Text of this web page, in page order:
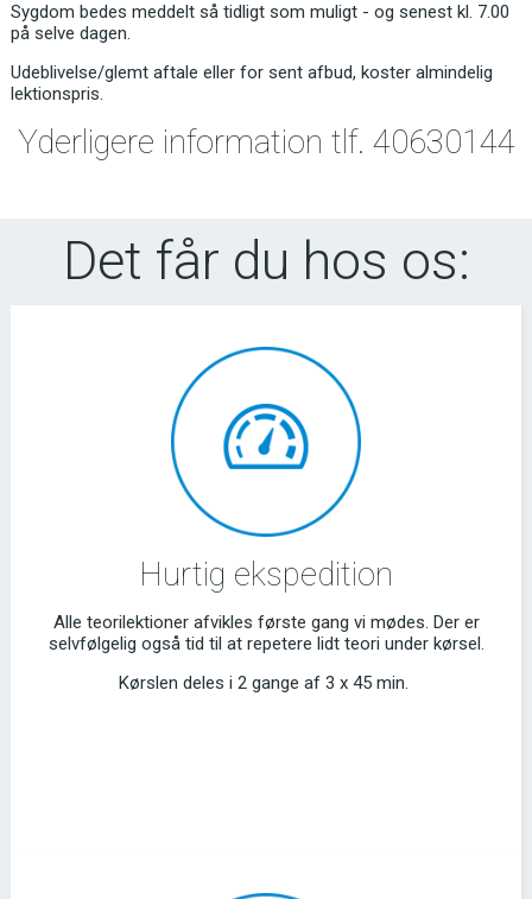
Sygdom bedes meddelt så tidligt som muligt - og senest kl. 7.00
på selve dagen.
Udeblivelse/glemt aftale eller for sent afbud, koster almindelig
lektionspris.
Yderligere information tlf. 40630144
Det får du hos os:
Hurtig ekspedition
Alle teorilektioner afvikles første gang vi mødes. Der er
selvfølgelig også tid til at repetere lidt teori under kørsel.
Kørslen deles i 2 gange af 3 x 45 min.